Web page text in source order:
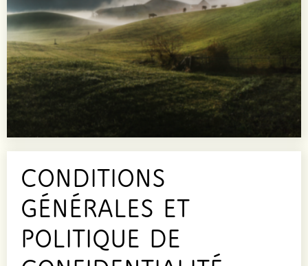
CONDITIONS
GÉNÉRALES ET
POLITIQUE DE